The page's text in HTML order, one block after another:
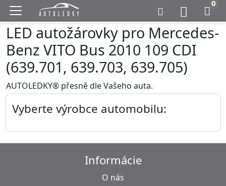
0
LED autožárovky pro Mercedes-
Benz VITO Bus 2010 109 CDI
(639.701, 639.703, 639.705)
AUTOLEDKY® přesně dle Vašeho auta.
Vyberte výrobce automobilu:
Informácie
O nás